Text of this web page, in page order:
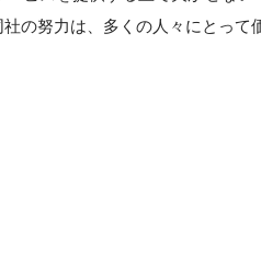
の努力は、多くの人々にとって